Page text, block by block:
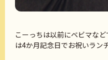
こーっちは以前にベビマな
は4か月記念日でお祝いラン